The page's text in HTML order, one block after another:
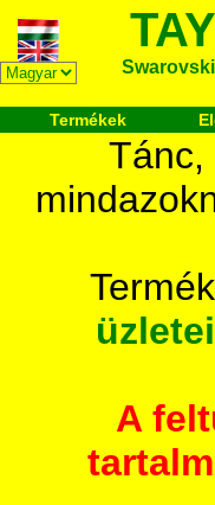
Termékek
Tánc,
A